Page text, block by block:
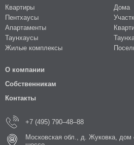
Квартиры
Пентхаусы
Апартаменты
Таунхаусы
Жилые комплексы
Дома
О компании
Собственникам
Контакты
+7 (495) 790–48–88
Московская обл., д. Жуковка, дом